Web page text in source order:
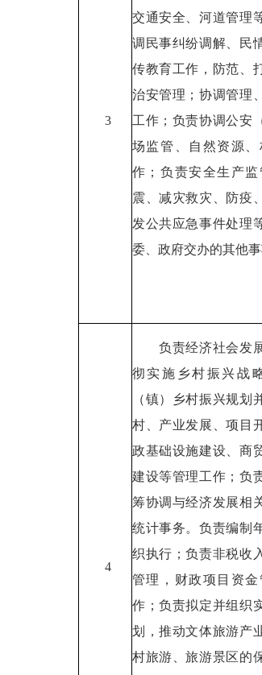
3
交通安全、河道管理
调民事纠纷调解、民
传教育工作，防范、
治安管理；协调管理
工作；负责协调公安
场监管、自然资源
作；负责安全生产
震、减灾救灾、防疫
发公共应急事件处理
委、政府交办的其他事
4
负责经济社会发展
彻实施乡村振兴战
（镇）乡村振兴规划
村、产业发展、项目
政基础设施建设、商
建设等管理工作；负
筹协调与经济发展相
统计事务。负责编制
织执行；负责非税收
管理，财政项目资
作；负责拟定并组织
划，推动文体旅游产
村旅游、旅游景区的